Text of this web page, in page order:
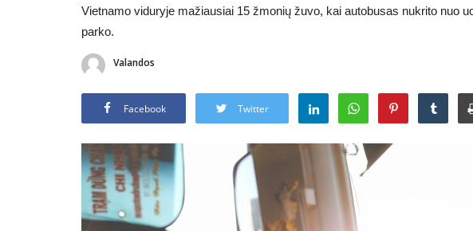
Vietnamo viduryje mažiausiai 15 žmonių žuvo, kai autobusas nukrito nuo
parko.
Valandos
Facebook Twitter